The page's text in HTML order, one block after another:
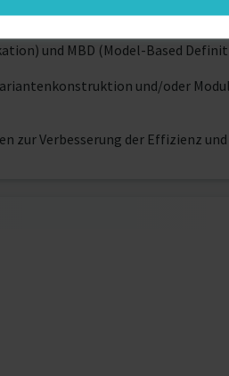
und MBD (Model-Based
und/oder
zur Verbesserung der Effizienz